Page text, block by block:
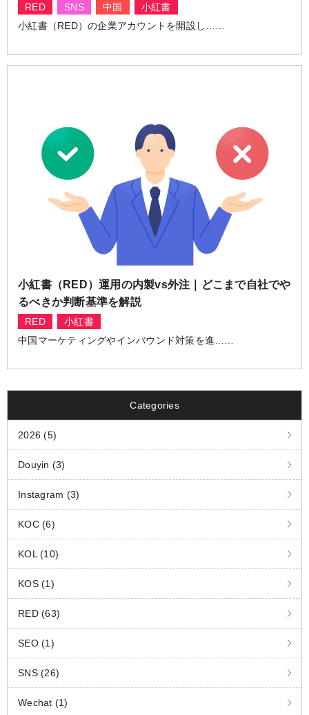
RED SNS 中国
小紅書
小紅書（RED）の企業アカウントを開設し……
小紅書（RED）運用の内製vs外注｜どこまで自社でや
るべきか判断基準を解説
RED
小紅書
中国マーケティングやインバウンド対策を進……
Categories
2026 (5)
Douyin (3)
Instagram (3)
KOC (6)
KOL (10)
KOS (1)
RED (63)
SEO (1)
SNS (26)
Wechat (1)